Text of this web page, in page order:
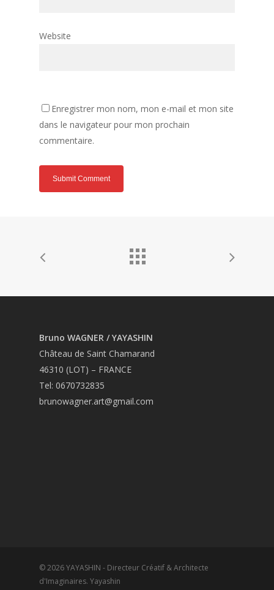
Website
Enregistrer mon nom, mon e-mail et mon site
dans le navigateur pour mon prochain
commentaire.
Bruno WAGNER / YAYASHIN
Château de Saint Chamarand
46310 (LOT) – FRANCE
Tel: 0670732835
brunowagner.art@gmail.com
© 2026 YAYASHIN - Directeur Créatif & Architecte
d'Imaginaires. Yayashin